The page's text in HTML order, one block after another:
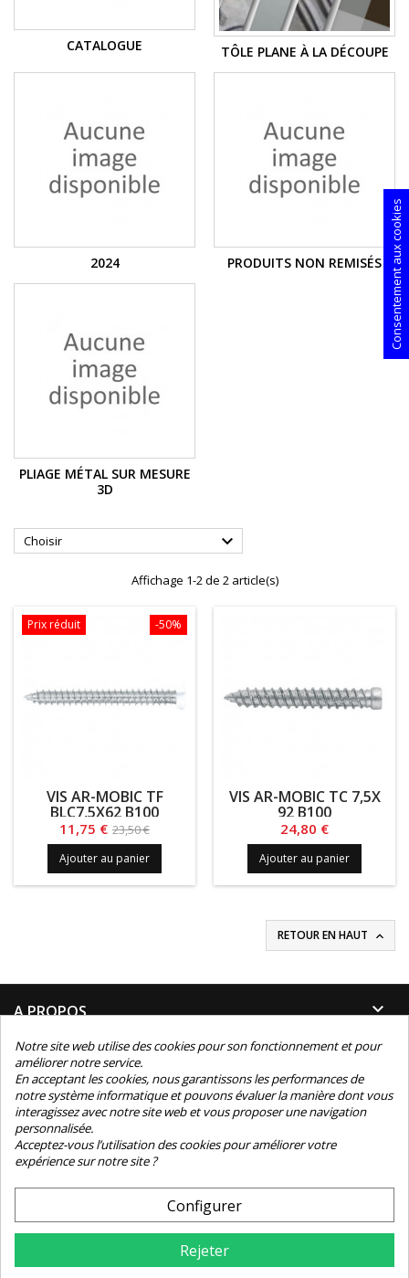
CATALOGUE TÔLE PLANE À LA DÉCOUPE
2024 PRODUITS NON REMISÉS
PLIAGE MÉTAL SUR MESURE
3D
Choisir 
Affichage 1-2 de 2 article(s)
-50%
Prix réduit
VIS AR-MOBIC TF
BLC7,5X62 B100
Prix
11,75 € Prix
base
23,50 €
Ajouter au panier
VIS AR-MOBIC TC 7,5X
92 B100
Prix
24,80 €
Ajouter au panier
RETOUR EN HAUT 
A PROPOS 
INFORMATIONS 
INFORMATIONS TECHNIQUES 
CONTACT
NEWSLETTER
Notre site web utilise des cookies pour son fonctionnement et pour
améliorer notre service.
En acceptant les cookies, nous garantissons les performances de
notre système informatique et pouvons évaluer la manière dont vous
interagissez avec notre site web et vous proposer une navigation
personnalisée.
Acceptez-vous l’utilisation des cookies pour améliorer votre
expérience sur notre site ?
Configurer
Rejeter
Consentement aux cookies